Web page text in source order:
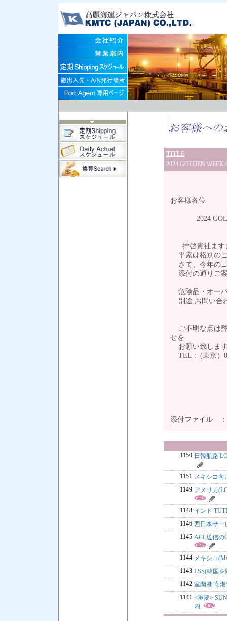
TITLE
2024 GOLDEN WEEK
お客様各位
2024
拝啓貴社ます
平素は格別の
さて、今年のゴ
添付の通りご
危険品・オー
別途 お問い合
ご不明な点は弊
せを
お願い致しま
TEL : (東京）
添付ファイル
1150 日韓航路
1151 メキシコ向
1149 アメリカ
1148 インド
1146 西日本サー
1145 ACL送信の
1144 メキシコ
1143 LSS(韓国を
1142 室蘭港 寄
1141 <重要>
内